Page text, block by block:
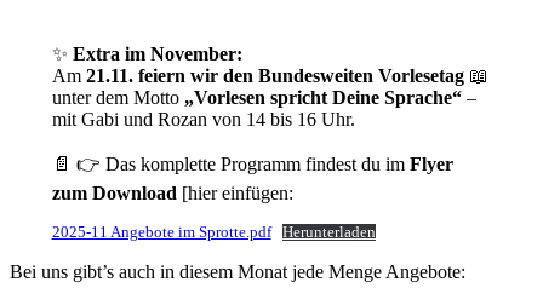
✨ Extra im November:
Am 21.11. feiern wir den Bundesweiten Vorlesetag📖
unter dem Motto „Vorlesen spricht Deine Sprache“–
mit Gabi und Rozan von 14 bis 16 Uhr.
📄 👉 Das komplette Programm findest du im Flyer
zum Download [hier einfügen:
2025-11 Angebote im Sprotte.pdf Herunterladen
Bei uns gibt’s auch in diesem Monat jede Menge Angebote: